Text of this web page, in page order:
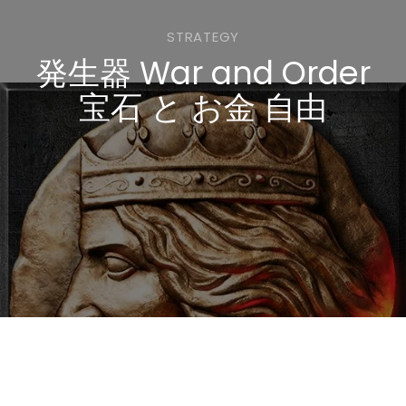
STRATEGY
発生器 War and Order
宝石 と お金 自由